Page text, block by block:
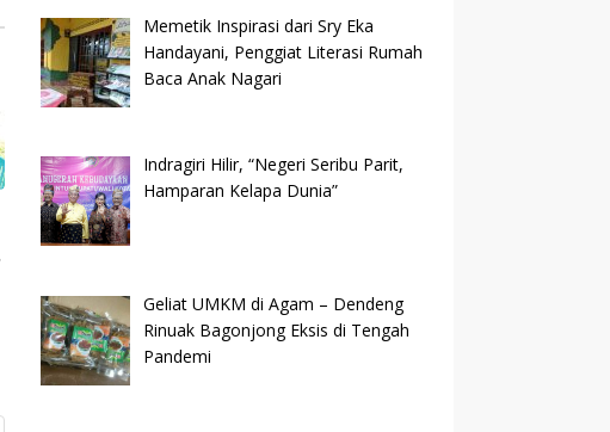
Memetik Inspirasi dari Sry Eka
Handayani, Penggiat Literasi Rumah
Baca Anak Nagari
Indragiri Hilir, “Negeri Seribu Parit,
Hamparan Kelapa Dunia”
Geliat UMKM di Agam – Dendeng
Rinuak Bagonjong Eksis di Tengah
Pandemi